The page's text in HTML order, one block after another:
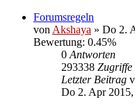
Forumsregeln
von Akshaya » Do 2.
Bewertung: 0.45%
0 Antworten
293338 Zugriffe
Letzter Beitrag
Do 2. Apr 2015,